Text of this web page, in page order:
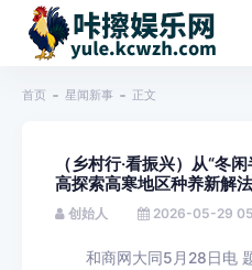
首页 星闻新事 正文
（乡村行·看振兴）从“冬
高探索高寒地区种养新解法
创始人 2026-05-29
和商网大同5月28日电 题